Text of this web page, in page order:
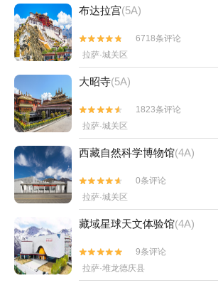
布达拉宫(5A)


6718条评论
拉萨·城关区
大昭寺(5A)


1823条评论
拉萨·城关区
西藏自然科学博物馆(4A)


0条评论
拉萨·城关区
藏域星球天文体验馆(4A)


9条评论
拉萨·堆龙德庆县